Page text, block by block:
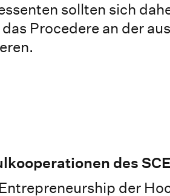
sollten sich
Procedere an der
des SCE
der